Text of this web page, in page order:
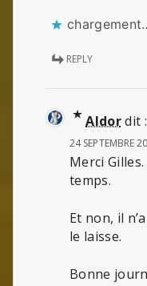
REPLY
Aldordit :
24 SEPTEMBRE
Merci
temps.
Et non, il
le laisse.
Bonne